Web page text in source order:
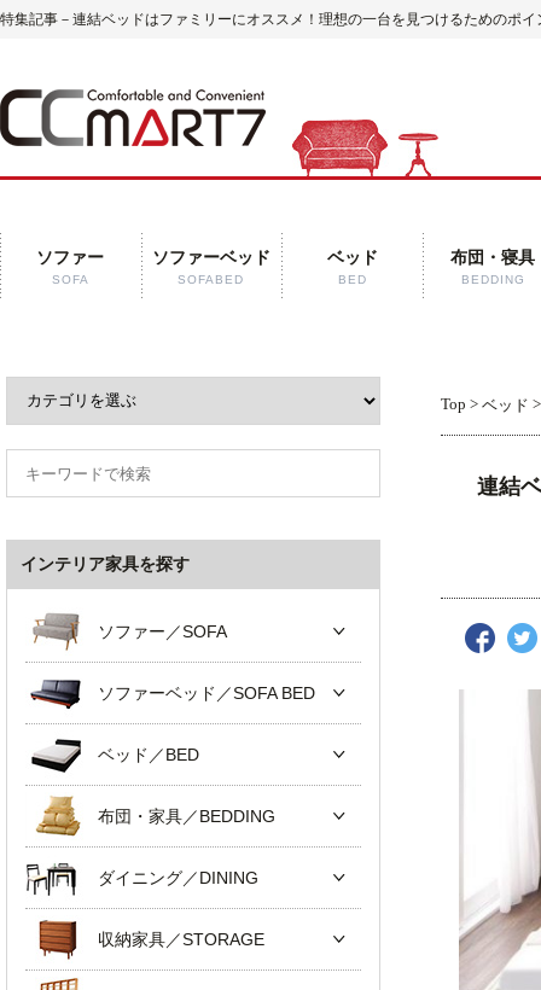
特集記事－連結ベッドはファミリーにオススメ！理想の一台を見つけるためのポ
ソファー
SOFA
ソファーベッド
SOFABED
ベッド
BED
布団・寝具
BEDDING
Top > ベッド
連結
インテリア家具を探す
ソファー／SOFA
ソファーベッド／SOFA BED
ベッド／BED
布団・家具／BEDDING
ダイニング／DINING
収納家具／STORAGE